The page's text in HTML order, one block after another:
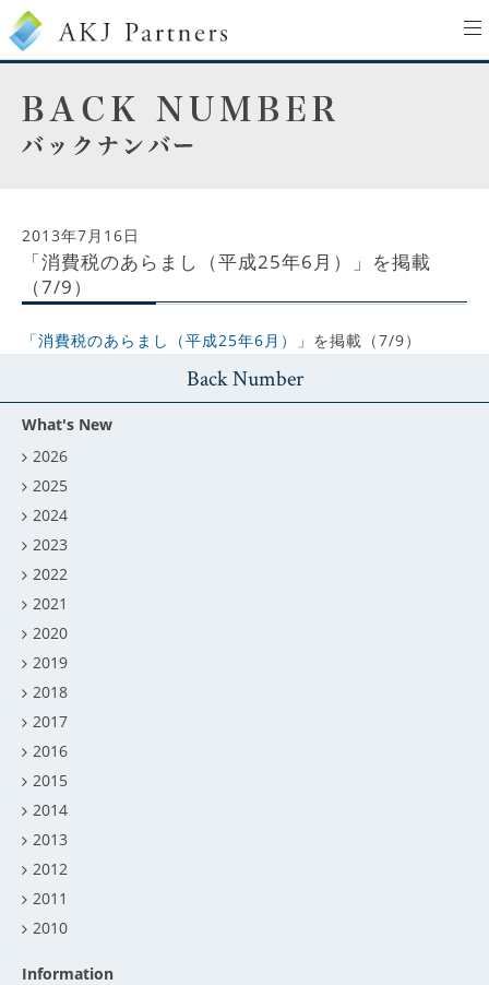
2013年7月16日
「消費税のあらまし（平成25年6月）」を掲載
（7/9）
「消費税のあらまし（平成25年6月）」 を掲載（7/9）
Back Number
What's New
2026
2025
2024
2023
2022
2021
2020
2019
2018
2017
2016
2015
2014
2013
2012
2011
2010
Information